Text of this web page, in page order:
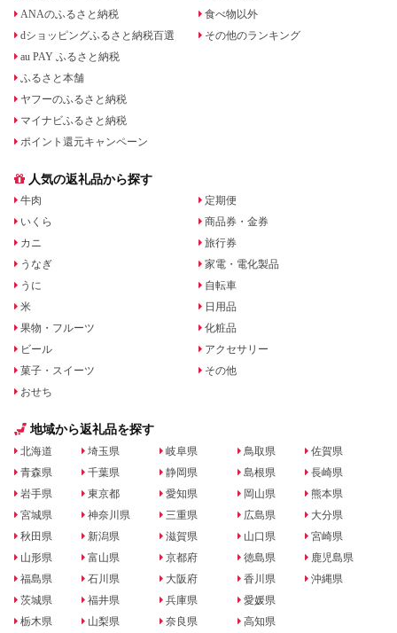
ANAのふるさと納税
dショッピングふるさと納税百選
au PAY ふるさと納税
ふるさと本舗
ヤフーのふるさと納税
マイナビふるさと納税
ポイント還元キャンペーン
食べ物以外
その他のランキング
人気の返礼品から探す
牛肉
いくら
カニ
うなぎ
うに
米
果物・フルーツ
ビール
菓子・スイーツ
おせち
定期便
商品券・金券
旅行券
家電・電化製品
自転車
日用品
化粧品
アクセサリー
その他
地域から返礼品を探す
北海道
青森県
岩手県
宮城県
秋田県
山形県
福島県
茨城県
栃木県
埼玉県
千葉県
東京都
神奈川県
新潟県
富山県
石川県
福井県
山梨県
岐阜県
静岡県
愛知県
三重県
滋賀県
京都府
大阪府
兵庫県
奈良県
鳥取県
島根県
岡山県
広島県
山口県
徳島県
香川県
愛媛県
高知県
佐賀県
長崎県
熊本県
大分県
宮崎県
鹿児島県
沖縄県